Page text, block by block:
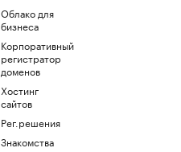
Облако для
бизнеса
Корпоративный
регистратор
доменов
Хостинг
сайтов
Рег.решения
Знакомства